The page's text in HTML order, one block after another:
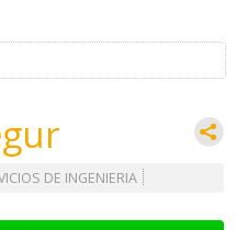
DE INGENIERIA